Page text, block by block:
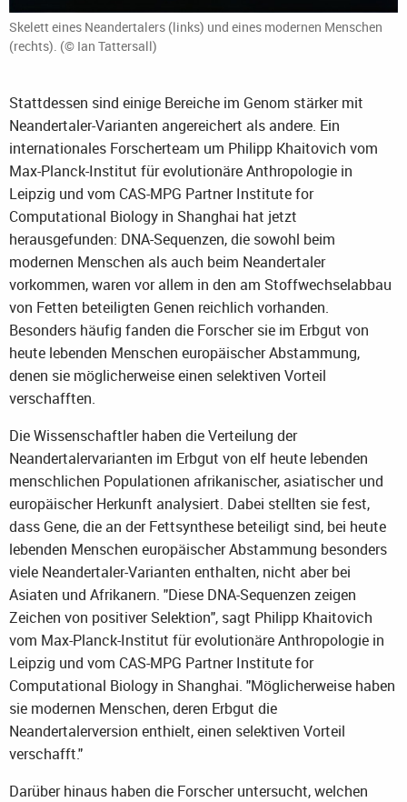
Skelett eines Neandertalers (links) und eines modernen Menschen
(rechts). (© Ian Tattersall)
Stattdessen sind einige Bereiche im Genom stärker mit
Neandertaler-Varianten angereichert als andere. Ein
internationales Forscherteam um Philipp Khaitovich vom
Max-Planck-Institut für evolutionäre Anthropologie in
Leipzig und vom CAS-MPG Partner Institute for
Computational Biology in Shanghai hat jetzt
herausgefunden: DNA-Sequenzen, die sowohl beim
modernen Menschen als auch beim Neandertaler
vorkommen, waren vor allem in den am Stoffwechselabbau
von Fetten beteiligten Genen reichlich vorhanden.
Besonders häufig fanden die Forscher sie im Erbgut von
heute lebenden Menschen europäischer Abstammung,
denen sie möglicherweise einen selektiven Vorteil
verschafften.
Die Wissenschaftler haben die Verteilung der
Neandertalervarianten im Erbgut von elf heute lebenden
menschlichen Populationen afrikanischer, asiatischer und
europäischer Herkunft analysiert. Dabei stellten sie fest,
dass Gene, die an der Fettsynthese beteiligt sind, bei heute
lebenden Menschen europäischer Abstammung besonders
viele Neandertaler-Varianten enthalten, nicht aber bei
Asiaten und Afrikanern. "Diese DNA-Sequenzen zeigen
Zeichen von positiver Selektion", sagt Philipp Khaitovich
vom Max-Planck-Institut für evolutionäre Anthropologie in
Leipzig und vom CAS-MPG Partner Institute for
Computational Biology in Shanghai. "Möglicherweise haben
sie modernen Menschen, deren Erbgut die
Neandertalerversion enthielt, einen selektiven Vorteil
verschafft."
Darüber hinaus haben die Forscher untersucht, welchen